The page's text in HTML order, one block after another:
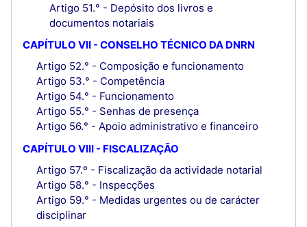
Artigo 51.° - Depósito dos livros e
documentos notariais
CAPÍTULO VII - CONSELHO TÉCNICO DA DNRN
Artigo 52.° - Composição e funcionamento
Artigo 53.° - Competência
Artigo 54.° - Funcionamento
Artigo 55.° - Senhas de presença
Artigo 56.° - Apoio administrativo e financeiro
CAPÍTULO VIII - FISCALIZAÇÃO
Artigo 57.º - Fiscalização da actividade notarial
Artigo 58.° - Inspecções
Artigo 59.° - Medidas urgentes ou de carácter
disciplinar